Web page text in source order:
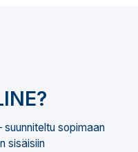
suunniteltu sopimaan
sisäisiin